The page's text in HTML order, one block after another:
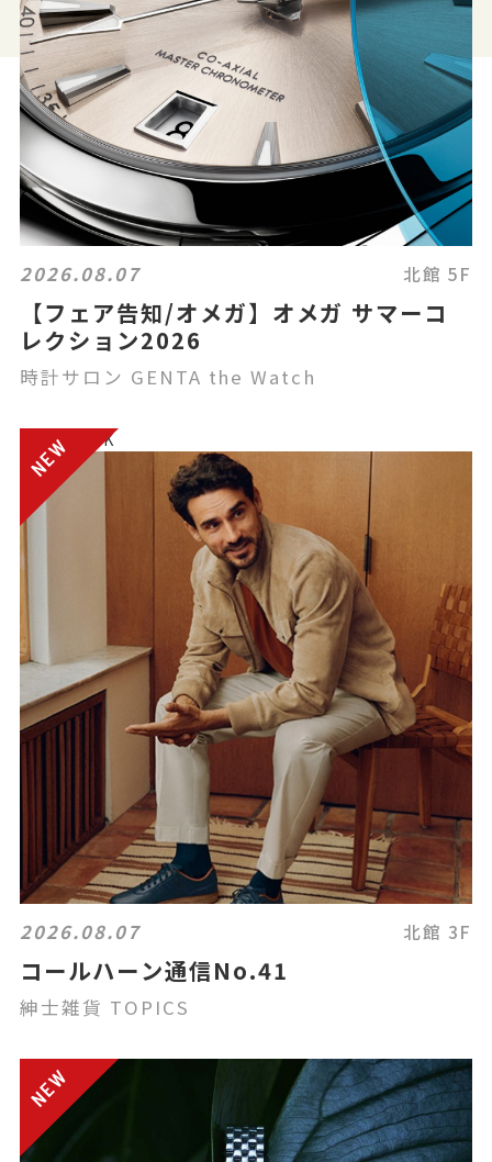
2026.08.07 北館 5F
【フェア告知/オメガ】オメガ サマーコ
レクション2026
時計サロン GENTA the Watch
電話注文OK
2026.08.07 北館 3F
コールハーン通信No.41
紳士雑貨 TOPICS